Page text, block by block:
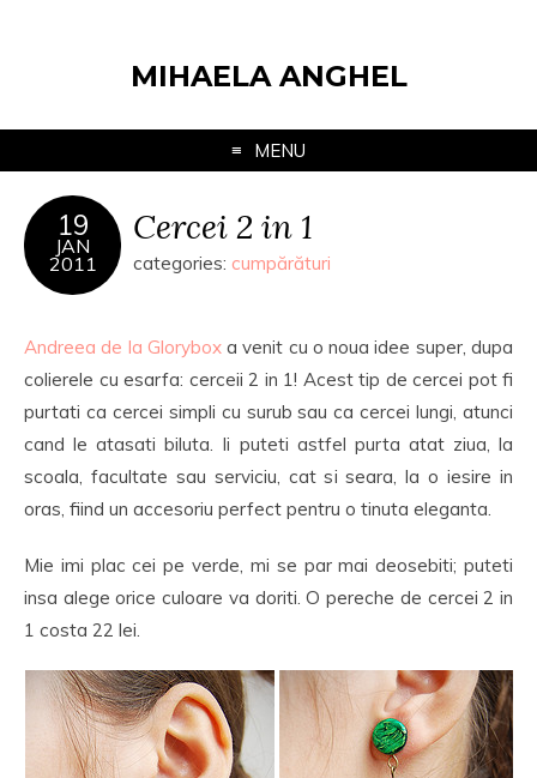
MIHAELA ANGHEL
MENU
19
JAN
2011
Cercei 2 in 1
categories: cumpărături
Andreea de la Gloryboxa venit cu o noua idee super, dupa
colierele cu esarfa: cerceii 2 in 1! Acest tip de cercei pot fi
purtati ca cercei simpli cu surub sau ca cercei lungi, atunci
cand le atasati biluta. Ii puteti astfel purta atat ziua, la
scoala, facultate sau serviciu, cat si seara, la o iesire in
oras, fiind un accesoriu perfect pentru o tinuta eleganta.
Mie imi plac cei pe verde, mi se par mai deosebiti; puteti
insa alege orice culoare va doriti. O pereche de cercei 2 in
1 costa 22 lei.